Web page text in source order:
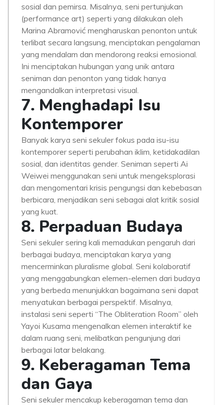
sosial dan pemirsa. Misalnya, seni pertunjukan
(performance art) seperti yang dilakukan oleh
Marina Abramović mengharuskan penonton untuk
terlibat secara langsung, menciptakan pengalaman
yang mendalam dan mendorong reaksi emosional.
Ini menciptakan hubungan yang unik antara
seniman dan penonton yang tidak hanya
mengandalkan interpretasi visual.
7. Menghadapi Isu
Kontemporer
Banyak karya seni sekuler fokus pada isu-isu
kontemporer seperti perubahan iklim, ketidakadilan
sosial, dan identitas gender. Seniman seperti Ai
Weiwei menggunakan seni untuk mengeksplorasi
dan mengomentari krisis pengungsi dan kebebasan
berbicara, menjadikan seni sebagai alat kritik sosial
yang kuat.
8. Perpaduan Budaya
Seni sekuler sering kali memadukan pengaruh dari
berbagai budaya, menciptakan karya yang
mencerminkan pluralisme global. Seni kolaboratif
yang menggabungkan elemen-elemen dari budaya
yang berbeda menunjukkan bagaimana seni dapat
menyatukan berbagai perspektif. Misalnya,
instalasi seni seperti “The Obliteration Room” oleh
Yayoi Kusama mengenalkan elemen interaktif ke
dalam ruang seni, melibatkan pengunjung dari
berbagai latar belakang.
9. Keberagaman Tema
dan Gaya
Seni sekuler mencakup keberagaman tema dan